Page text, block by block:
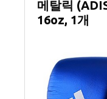
메탈릭
16oz, 1개